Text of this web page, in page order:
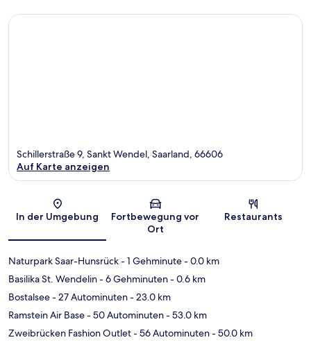
Karte
Schillerstraße 9, Sankt Wendel, Saarland, 66606
Auf Karte anzeigen
In der Umgebung
Fortbewegung vor
Ort
Restaurants
Naturpark Saar-Hunsrück- 1 Gehminute- 0.0 km
Basilika St. Wendelin- 6 Gehminuten- 0.6 km
Bostalsee- 27 Autominuten- 23.0 km
Ramstein Air Base- 50 Autominuten- 53.0 km
Zweibrücken Fashion Outlet- 56 Autominuten- 50.0 km